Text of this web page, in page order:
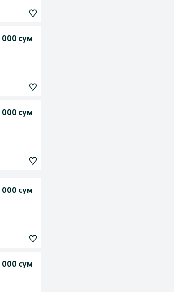
000 сум
000 сум
000 сум
000 сум